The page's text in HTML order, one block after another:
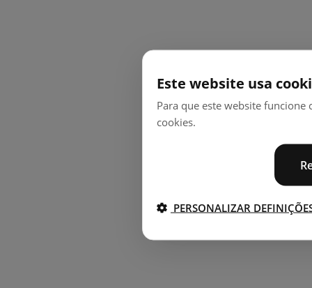
Este website usa
Para que este website
cookies.
PERSONALIZAR